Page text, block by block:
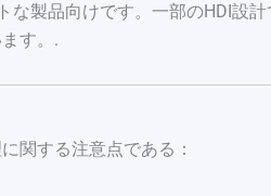
な製品向けです。一部のHDI設
す。.
関する注意点である：